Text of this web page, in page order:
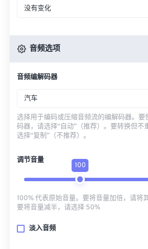
没有变化
音频选项
音频编解码器
汽车
选择用于编码或压缩音频流的编解码器。要
码器，请选择“自动”（推荐）。要转换但不
选择“复制”（不推荐）。
调节音量
100
100% 代表原始音量。要将音量加倍，请将
要将音量减半，请选择 50%
淡入音频